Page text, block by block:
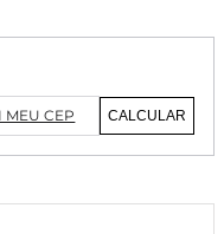
MEU CEP CALCULAR